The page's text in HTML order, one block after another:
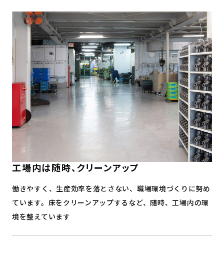
工場内は随時、クリーンアップ
働きやすく、生産効率を落とさない、職場環境づくりに努め
ています。床をクリーンアップするなど、随時、工場内の環
境を整えています